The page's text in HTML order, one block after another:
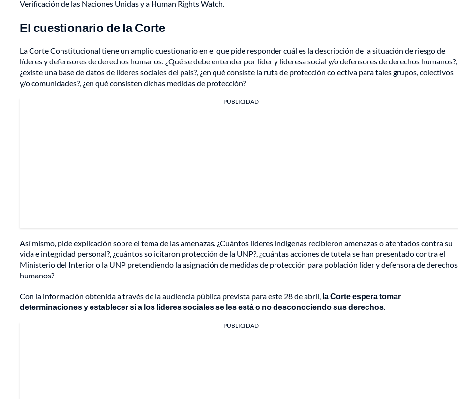
Verificación de las Naciones Unidas y a Human Rights Watch.
El cuestionario de la Corte
La Corte Constitucional tiene un amplio cuestionario en el que pide responder cuál es la descripción de la situación de riesgo de
líderes y defensores de derechos humanos: ¿Qué se debe entender por líder y lideresa social y/o defensores de derechos humanos?,
¿existe una base de datos de líderes sociales del país?, ¿en qué consiste la ruta de protección colectiva para tales grupos, colectivos
y/o comunidades?, ¿en qué consisten dichas medidas de protección?
PUBLICIDAD
Así mismo, pide explicación sobre el tema de las amenazas. ¿Cuántos líderes indígenas recibieron amenazas o atentados contra su
vida e integridad personal?, ¿cuántos solicitaron protección de la UNP?, ¿cuántas acciones de tutela se han presentado contra el
Ministerio del Interior o la UNP pretendiendo la asignación de medidas de protección para población líder y defensora de derechos
humanos?
Con la información obtenida a través de la audiencia pública prevista para este 28 de abril, la Corte espera tomar
determinaciones y establecer si a los líderes sociales se les está o no desconociendo sus derechos.
PUBLICIDAD